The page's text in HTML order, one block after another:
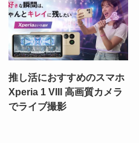
推し活におすすめのスマホ
Xperia 1 VIII 高画質カメラ
でライブ撮影